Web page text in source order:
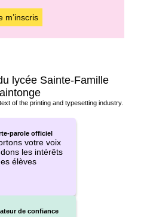
m’inscris
lycée Sainte-Famille
of the printing and typesetting industry.
parole officiel
votre voix
les intérêts
élèves
de confiance